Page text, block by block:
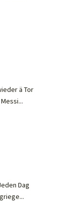
ä Tor
Dag